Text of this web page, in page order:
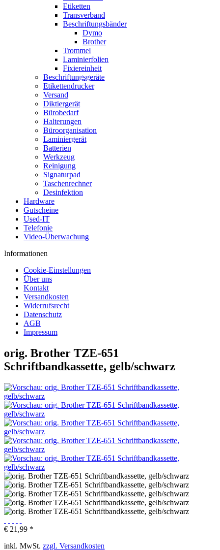
Etiketten
Transverband
Beschriftungsbänder
Dymo
Brother
Trommel
Laminierfolien
Fixiereinheit
Beschriftungsgeräte
Etikettendrucker
Versand
Diktiergerät
Bürobedarf
Halterungen
Büroorganisation
Laminiergerät
Batterien
Werkzeug
Reinigung
Signaturpad
Taschenrechner
Desinfektion
Hardware
Gutscheine
Used-IT
Telefonie
Video-Überwachung
Informationen
Cookie-Einstellungen
Über uns
Kontakt
Versandkosten
Widerrufsrecht
Datenschutz
AGB
Impressum
orig. Brother TZE-651
Schriftbandkassette, gelb/schwarz
€ 21,99 *
inkl. MwSt. zzgl. Versandkosten